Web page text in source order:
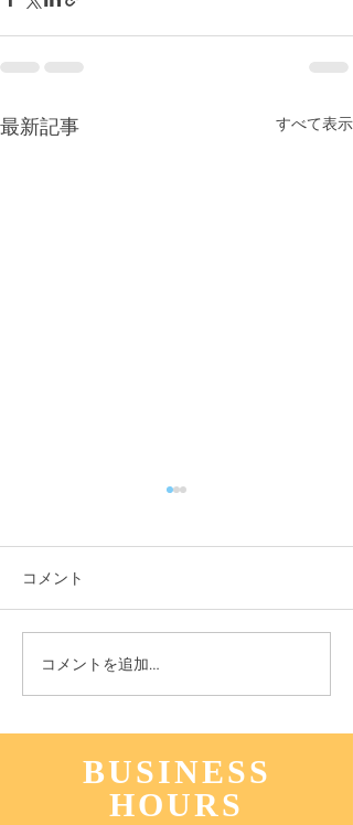
最新記事 すべて表示
コメント
コメントを追加…
BUSINESS
HOURS